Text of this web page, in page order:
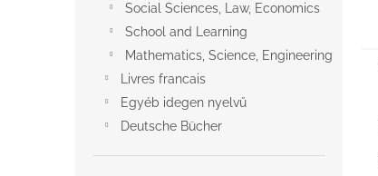
Social Sciences, Law, Economics
School and Learning
Mathematics, Science, Engineering
Livres francais
Egyéb idegen nyelvű
Deutsche Bücher